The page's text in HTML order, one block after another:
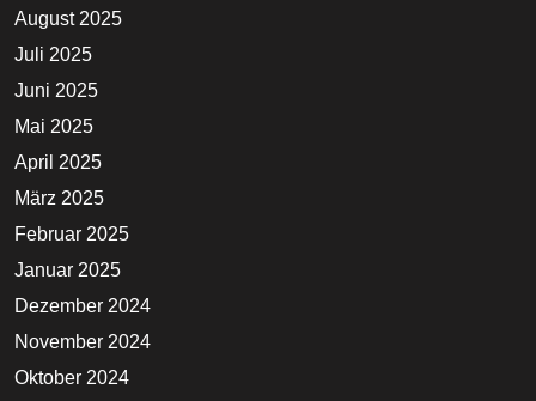
August 2025
Juli 2025
Juni 2025
Mai 2025
April 2025
März 2025
Februar 2025
Januar 2025
Dezember 2024
November 2024
Oktober 2024